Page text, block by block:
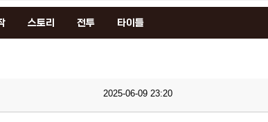
스토리 전투 타이틀
2025-06-09 23:20